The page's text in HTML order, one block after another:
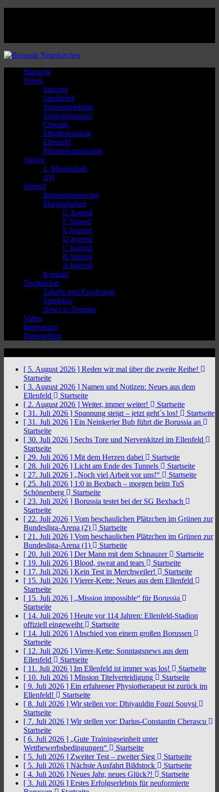
Startseite
Verein
Satzung
Steckbrief
Vereinsspielplan
Stadionmagazin
Chronik
Mitgliedsantrag
Ellenfeld
Platzbelegungsplan
Aktive
1. Mannschaft
AH
Jugend
Jugendsponsoring
Mannschaften
G Jugend
F Jugend
E Jugend
D Jugend
C Jugend
B Jugend
A Jugend
Kontakt
Tischkicker
Tabelle und Ergebnisse
Spielplan
News u. Termine
Video
Impressum
Datenschutz
[ 5. August 2026 ] Reden wir mal über die zweite Reihe!
Startseite
[ 3. August 2026 ] Namen und Notizen: Neues aus dem
Ellenfeld
Startseite
[ 2. August 2026 ] Weiter, immer weiter!
Startseite
[ 31. Juli 2026 ] Spannung steigt – jetzt geht´s los!
Startseite
[ 31. Juli 2026 ] Ein Neinkerjer Bub führt die Borussia an
Startseite
[ 30. Juli 2026 ] Sechs Tore und Nervenkitzel im Ellenfeld
Startseite
[ 29. Juli 2026 ] Mit dem Herzen dabei
Startseite
[ 28. Juli 2026 ] Licht am Ende des Tunnels
Startseite
[ 27. Juli 2026 ] „Noch viel Arbeit vor uns!“
Startseite
[ 25. Juli 2026 ] 1:0 in Bexbach – morgen beim TuS
Schönenberg
Startseite
[ 23. Juli 2026 ] Borussia testet bei der SG Bexbach
Startseite
[ 22. Juli 2026 ] Vom beschaulichen Plätzchen im Grünen zur
Bundesliga-Arena (2)
Startseite
[ 21. Juli 2026 ] Vom beschaulichen Plätzchen im Grünen zur
Bundesliga-Arena (1)
Startseite
[ 20. Juli 2026 ] Der Mann mit dem Schnauzer
Startseite
[ 19. Juli 2026 ] Blood, sweat and tears
Startseite
[ 17. Juli 2026 ] Kein Test in Merchweiler!
Startseite
[ 15. Juli 2026 ] Vierer-Kette: Neues aus dem Ellenfeld
Startseite
[ 15. Juli 2026 ] „Mission impossible“ für Borussia
Startseite
[ 14. Juli 2026 ] Heute vor 114 Jahren: Ellenfeld-Stadion
offiziell eingeweiht
Startseite
[ 14. Juli 2026 ] Abschied von einem großen Borussen
Startseite
[ 12. Juli 2026 ] Vierer-Kette: Sonntagsnews aus dem
Ellenfeld
Startseite
[ 11. Juli 2026 ] Im Ellenfeld ist immer was los!
Startseite
[ 10. Juli 2026 ] Mission Titelverteidigung
Startseite
[ 9. Juli 2026 ] Ein erfahrener Physiotherapeut ist zurück im
Ellenfeld!
Startseite
[ 8. Juli 2026 ] Wir stellen vor: Dhiyauldin Fouzi Souysi
Startseite
[ 7. Juli 2026 ] Wir stellen vor: Darius-Constantin Cherascu
Startseite
[ 6. Juli 2026 ] „Gute Trainingseinheit unter
Wettbewerbsbedingungen“
Startseite
[ 5. Juli 2026 ] Zweiter Test – zweiter Sieg
Startseite
[ 5. Juli 2026 ] Nächste Ausfahrt Bildstock
Startseite
[ 4. Juli 2026 ] Neues Jahr, neues Glück?!
Startseite
[ 3. Juli 2026 ] Erstes Erfolgserlebnis für neuformierte